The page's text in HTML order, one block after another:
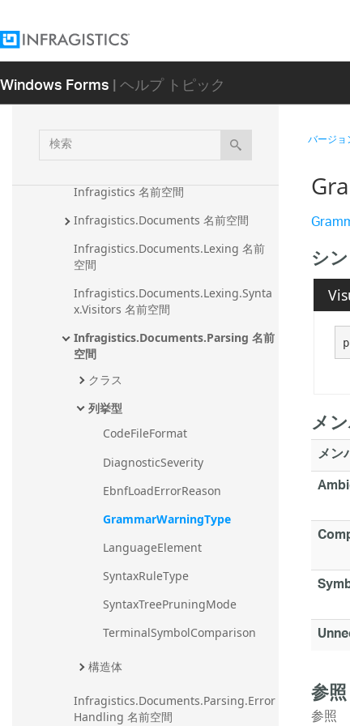
Windows Forms| ヘルプ トピック
検
索
Infragistics.Documents.Excel アセンブ
リ
Infragistics.Documents.IO アセンブリ
Infragistics.Documents.Reports アセン
Infragistics.Documents.TextDocument
Infragistics 名前空間
Infragistics.Documents 名前空間
Infragistics.Documents.Lexing 名前
空間
Infragistics.Documents.Lexing.Synta
x.Visitors 名前空間
Infragistics.Documents.Parsing 名前
空間
クラス
列挙型
CodeFileFormat
DiagnosticSeverity
EbnfLoadErrorReason
GrammarWarningType
LanguageElement
SyntaxRuleType
SyntaxTreePruningMode
TerminalSymbolComparison
構造体
Infragistics.Documents.Parsing.Error
Handling 名前空間
バージ
シ
メ
メン
参照
参照